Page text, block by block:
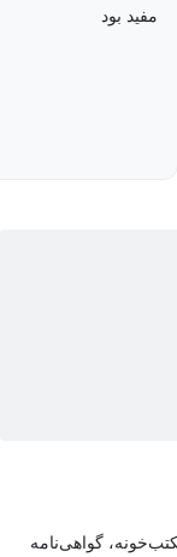
مفید بود
گواهی‌نامه